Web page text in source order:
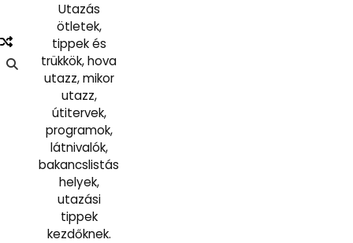
Utazás
ötletek,
tippek és
trükkök, hova
utazz, mikor
utazz,
útitervek,
programok,
látnivalók,
bakancslistás
helyek,
utazási
tippek
kezdőknek.